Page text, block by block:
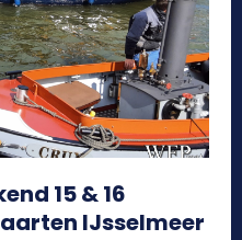
15 & 16
IJsselmeer